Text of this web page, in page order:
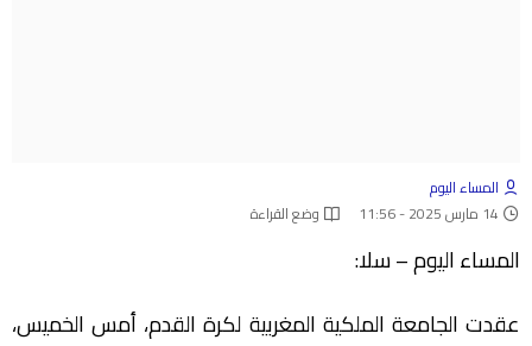
المساء اليوم
14 مارس 2025 - 11:56
وضع القراءة
المساء اليوم – سلا:
عقدت الجامعة الملكية المغربية لكرة القدم، أمس الخميس،